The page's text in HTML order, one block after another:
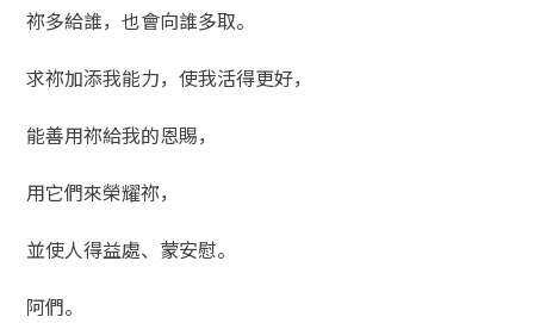
祢多給誰，也會向誰多取。
求祢加添我能力，使我活得更好，
能善用祢給我的恩賜，
用它們來榮耀祢，
並使人得益處、蒙安慰。
阿們。